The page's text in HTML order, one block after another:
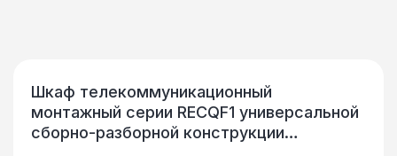
Шкаф телекоммуникационный
монтажный серии RECQF1 универсальной
сборно-разборной конструкции